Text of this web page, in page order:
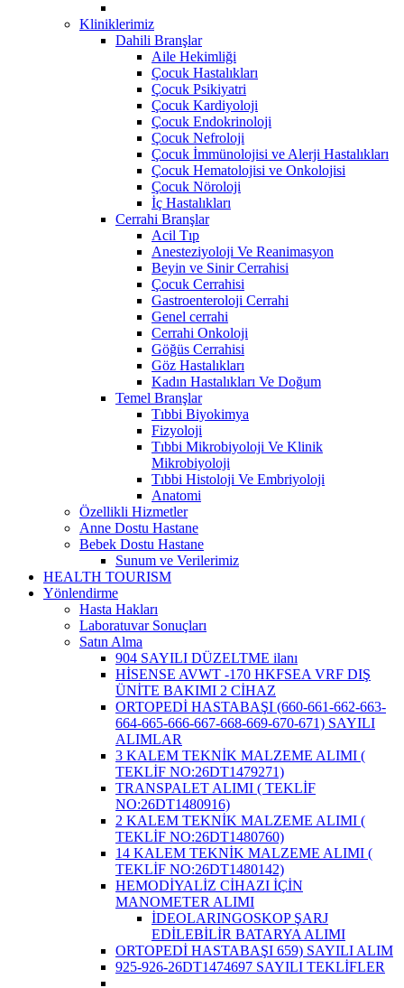
Kliniklerimiz
Dahili Branşlar
Aile Hekimliği
Çocuk Hastalıkları
Çocuk Psikiyatri
Çocuk Kardiyoloji
Çocuk Endokrinoloji
Çocuk Nefroloji
Çocuk İmmünolojisi ve Alerji Hastalıkları
Çocuk Hematolojisi ve Onkolojisi
Çocuk Nöroloji
İç Hastalıkları
Cerrahi Branşlar
Acil Tıp
Anesteziyoloji Ve Reanimasyon
Beyin ve Sinir Cerrahisi
Çocuk Cerrahisi
Gastroenteroloji Cerrahi
Genel cerrahi
Cerrahi Onkoloji
Göğüs Cerrahisi
Göz Hastalıkları
Kadın Hastalıkları Ve Doğum
Temel Branşlar
Tıbbi Biyokimya
Fizyoloji
Tıbbi Mikrobiyoloji Ve Klinik
Mikrobiyoloji
Tıbbi Histoloji Ve Embriyoloji
Anatomi
Özellikli Hizmetler
Anne Dostu Hastane
Bebek Dostu Hastane
Sunum ve Verilerimiz
HEALTH TOURISM
Yönlendirme
Hasta Hakları
Laboratuvar Sonuçları
Satın Alma
904 SAYILI DÜZELTME ilanı
HİSENSE AVWT -170 HKFSEA VRF DIŞ
ÜNİTE BAKIMI 2 CİHAZ
ORTOPEDİ HASTABAŞI (660-661-662-663-
664-665-666-667-668-669-670-671) SAYILI
ALIMLAR
3 KALEM TEKNİK MALZEME ALIMI (
TEKLİF NO:26DT1479271)
TRANSPALET ALIMI ( TEKLİF
NO:26DT1480916)
2 KALEM TEKNİK MALZEME ALIMI (
TEKLİF NO:26DT1480760)
14 KALEM TEKNİK MALZEME ALIMI (
TEKLİF NO:26DT1480142)
HEMODİYALİZ CİHAZI İÇİN
MANOMETER ALIMI
İDEOLARINGOSKOP ŞARJ
EDİLEBİLİR BATARYA ALIMI
ORTOPEDİ HASTABAŞI 659) SAYILI ALIM
925-926-26DT1474697 SAYILI TEKLİFLER